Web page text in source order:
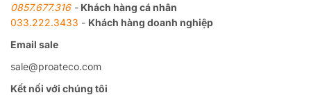
0857.677.316- Khách hàng cá nhân
033.222.3433 - Khách hàng doanh nghiệp
Email sale
sale@proateco.com
Kết nối với chúng tôi